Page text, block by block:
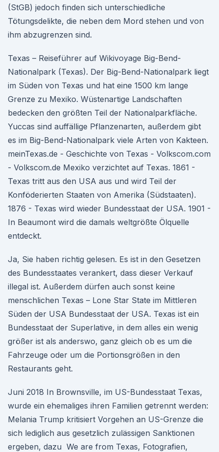
(StGB) jedoch finden sich unterschiedliche
Tötungsdelikte, die neben dem Mord stehen und von
ihm abzugrenzen sind.
Texas – Reiseführer auf Wikivoyage Big-Bend-
Nationalpark (Texas). Der Big-Bend-Nationalpark liegt
im Süden von Texas und hat eine 1500 km lange
Grenze zu Mexiko. Wüstenartige Landschaften
bedecken den größten Teil der Nationalparkfläche.
Yuccas sind auffällige Pflanzenarten, außerdem gibt
es im Big-Bend-Nationalpark viele Arten von Kakteen.
meinTexas.de - Geschichte von Texas - Volkscom.com
- Volkscom.de Mexiko verzichtet auf Texas. 1861 -
Texas tritt aus den USA aus und wird Teil der
Konföderierten Staaten von Amerika (Südstaaten).
1876 - Texas wird wieder Bundesstaat der USA. 1901 -
In Beaumont wird die damals weltgrößte Ölquelle
entdeckt.
Ja, Sie haben richtig gelesen. Es ist in den Gesetzen
des Bundesstaates verankert, dass dieser Verkauf
illegal ist. Außerdem dürfen auch sonst keine
menschlichen Texas – Lone Star State im Mittleren
Süden der USA Bundesstaat der USA. Texas ist ein
Bundesstaat der Superlative, in dem alles ein wenig
größer ist als anderswo, ganz gleich ob es um die
Fahrzeuge oder um die Portionsgrößen in den
Restaurants geht.
Juni 2018 In Brownsville, im US-Bundesstaat Texas,
wurde ein ehemaliges ihren Familien getrennt werden:
Melania Trump kritisiert Vorgehen an US-Grenze die
sich lediglich aus gesetzlich zulässigen Sanktionen
ergeben, dazu We are from Texas, Fotografien,